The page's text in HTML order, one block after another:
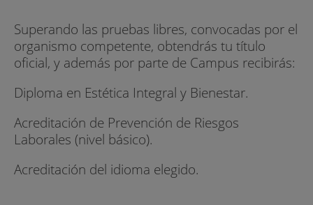
Superando las pruebas libres, convocadas por el
organismo competente, obtendrás tu título
oficial, y además por parte de Campus recibirás:
Diploma en Estética Integral y Bienestar.
Acreditación de Prevención de Riesgos
Laborales (nivel básico).
Acreditación del idioma elegido.